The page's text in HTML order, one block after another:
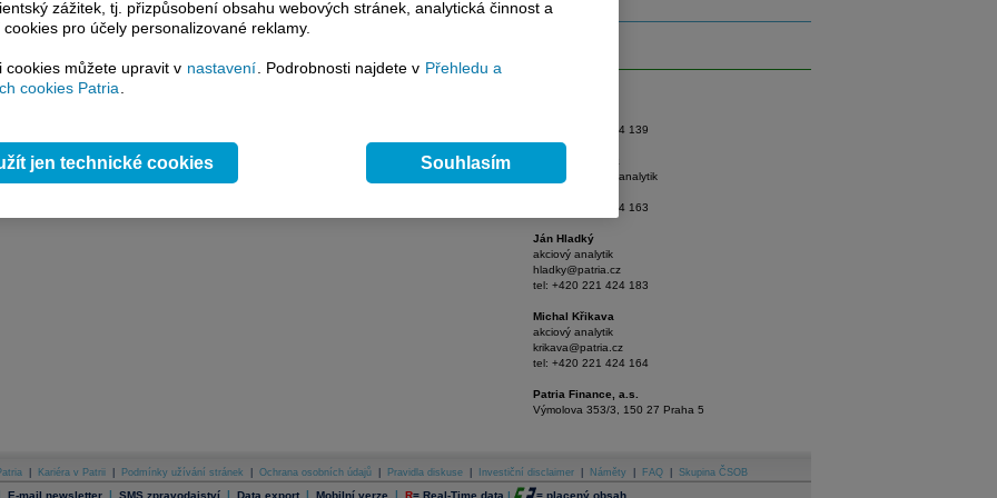
tel: +420 221 424 139
seniorní akciový analytik
tel: +420 221 424 163
Ján Hladký
akciový analytik
hladky@patria.cz
tel: +420 221 424 183
Michal Křikava
akciový analytik
krikava@patria.cz
tel: +420 221 424 164
Patria Finance, a.s.
Výmolova 353/3, 150 27 Praha 5
Kariéra v Patrii Podmínky užívání stránek Ochrana osobních údajů Pravidla diskuse Investiční disclaimer Náměty FAQ Skupina ČSOB
E-mail newsletter | SMS zpravodajství | Data export | Mobilní verze | R= Real-Time data | = placený obsah
zážitek, tj. přizpůsobení obsahu webových stránek, analytická činnost a
pro účely personalizované reklamy.
cookies můžete upravit v nastavení . Podrobnosti najdete v Přehledu a
cookies Patria
jen technické cookies Souhlasím